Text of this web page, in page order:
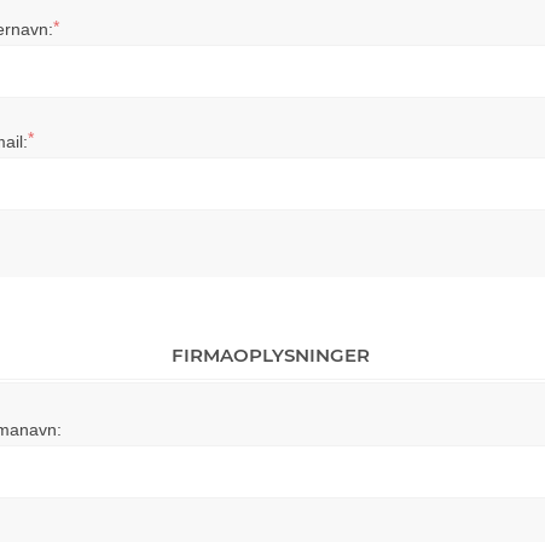
*
*
FIRMAOPLYSNINGER